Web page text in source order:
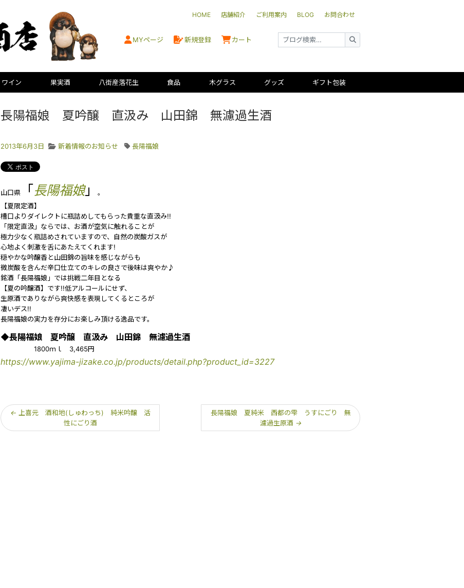
HOME 店舗紹介 ご利用案内 BLOG お問合わせ
MYページ 新規登録 カート
ワイン 果実酒 八街産落花生 食品 木グラス グッズ ギフト包装
長陽福娘 夏吟醸 直汲み 山田錦 無濾過生酒
2013年6月3日 新着情報のお知らせ 長陽福娘
山口県 「長陽福娘」
。
【夏限定酒】
槽口よりダイレクトに瓶詰めしてもらった貴重な直汲み!!
「限定直汲」ならでは、お酒が空気に触れることが
極力少なく瓶詰めされていますので、自然の炭酸ガスが
心地よく刺激を舌にあたえてくれます!
穏やかな吟醸香と山田錦の旨味を感じながらも
微炭酸を含んだ辛口仕立てのキレの良さで後味は爽やか♪
銘酒「長陽福娘」では挑戦二年目となる
【夏の吟醸酒】です!!低アルコールにせず、
生原酒でありながら爽快感を表現してくるところが
凄いデス!!
長陽福娘の実力を存分にお楽しみ頂ける逸品です。
◆長陽福娘 夏吟醸 直汲み 山田錦 無濾過生酒
1800ｍｌ 3,465円
https://www.yajima-jizake.co.jp/products/detail.php?product_id=3227
← 上喜元 酒和地(しゅわっち) 純米吟醸 活
性にごり酒
長陽福娘 夏純米 西都の雫 うすにごり 無
濾過生原酒 →